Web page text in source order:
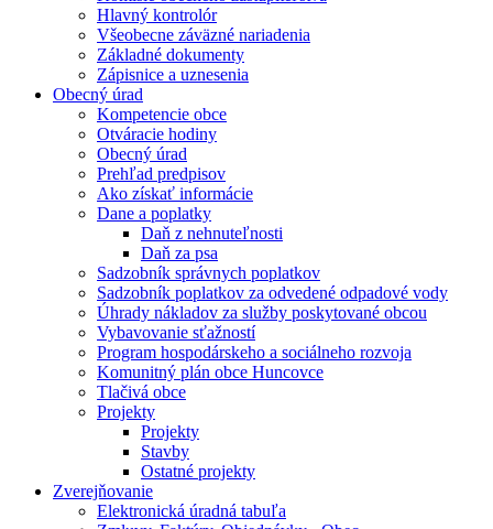
Hlavný kontrolór
Všeobecne záväzné nariadenia
Základné dokumenty
Zápisnice a uznesenia
Obecný úrad
Kompetencie obce
Otváracie hodiny
Obecný úrad
Prehľad predpisov
Ako získať informácie
Dane a poplatky
Daň z nehnuteľnosti
Daň za psa
Sadzobník správnych poplatkov
Sadzobník poplatkov za odvedené odpadové vody
Úhrady nákladov za služby poskytované obcou
Vybavovanie sťažností
Program hospodárskeho a sociálneho rozvoja
Komunitný plán obce Huncovce
Tlačivá obce
Projekty
Projekty
Stavby
Ostatné projekty
Zverejňovanie
Elektronická úradná tabuľa